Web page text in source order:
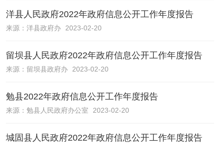
洋县人民政府2022年政府信息公开工作年度报告
来源： 洋县政府办 2023-02-20
留坝县人民政府2022年政府信息公开工作年度报告
来源： 留坝县政府办 2023-02-20
勉县2022年政府信息公开工作年度报告
来源： 勉县人民政府办公室 2023-02-20
城固县人民政府2022年政府信息公开工作年度报告